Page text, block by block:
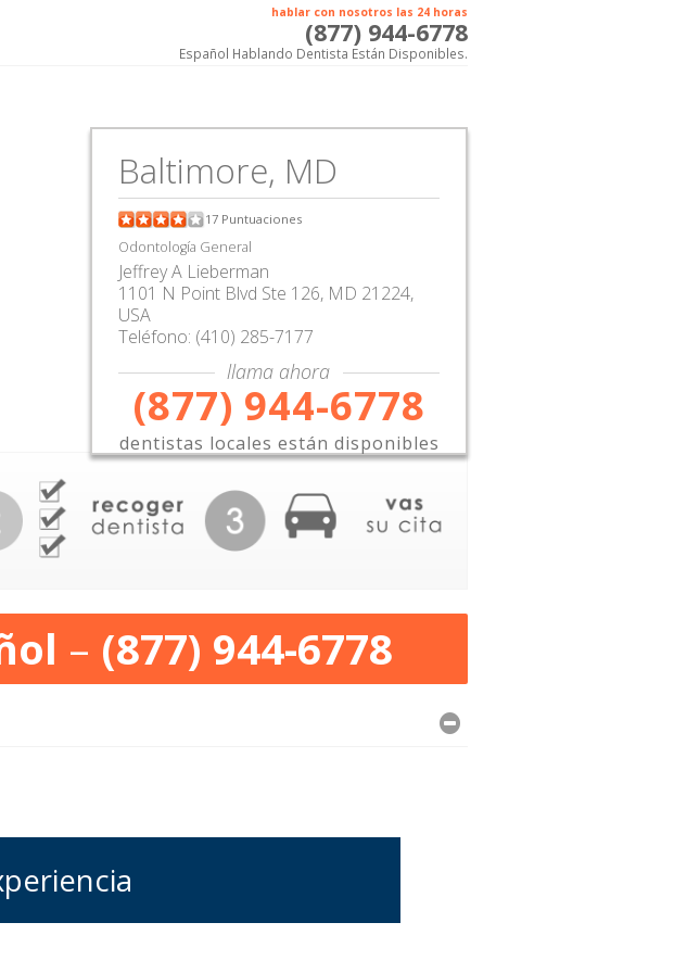
hablar con nosotros las 24 horas
(877) 944-6778
Español Hablando Dentista Están Disponibles.
Baltimore, MD
17 Puntuaciones
Odontología General
Jeffrey A Lieberman
1101 N Point Blvd Ste 126, MD 21224,
USA
Teléfono: (410) 285-7177
llama ahora
(877) 944-6778
dentistas locales están disponibles
– (877) 944-6778